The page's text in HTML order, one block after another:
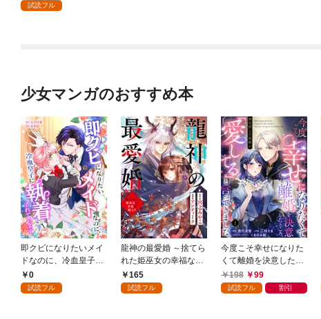
試読フル
少女マンガのおすすめ本
即クビになりたいメイ
ドなのに、冷血皇子に
執着されています第1
話
0
試読フル
龍神の最愛婚 ～捨てら
れた姫巫女の幸福な嫁
入り～: 1
165
試読フル
今度こそ幸せになりた
くて離婚を決意したと
ころ、無表情な旦那様
が「愛してる」と言っ
198 99
試読フル 割引